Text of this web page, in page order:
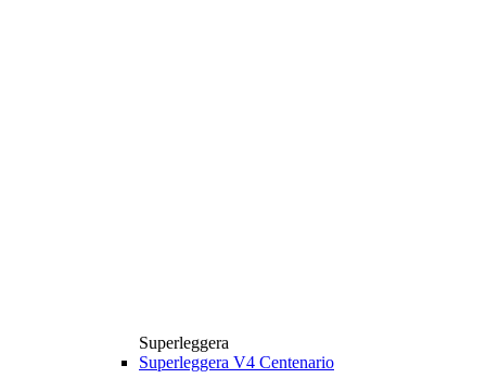
Superleggera
Superleggera V4 Centenario